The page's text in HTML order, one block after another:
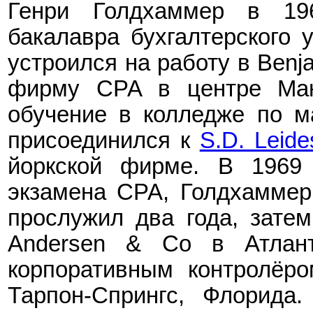
Генри Голдхаммер в
бакалавра
устроился на работу в
фирму CPA в центре
обучение в колледже по
присоединился к S.D.
йоркской фирме. В 1969
экзамена CPA, Голдхаммер
прослужил два года,
Andersen & Co в
корпоративным
Тарпон-Спрингс,